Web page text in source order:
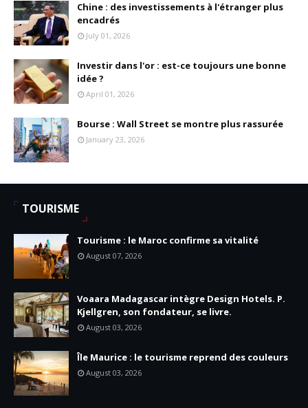
Chine : des investissements à l'étranger plus
encadrés
July 01, 2026
Investir dans l'or : est-ce toujours une bonne
idée ?
April 01, 2026
Bourse : Wall Street se montre plus rassurée
January 23, 2026
TOURISME
Tourisme : le Maroc confirme sa vitalité
August 07, 2026
Voaara Madagascar intègre Design Hotels. P.
Kjellgren, son fondateur, se livre.
August 03, 2026
Île Maurice : le tourisme reprend des couleurs
August 03, 2026